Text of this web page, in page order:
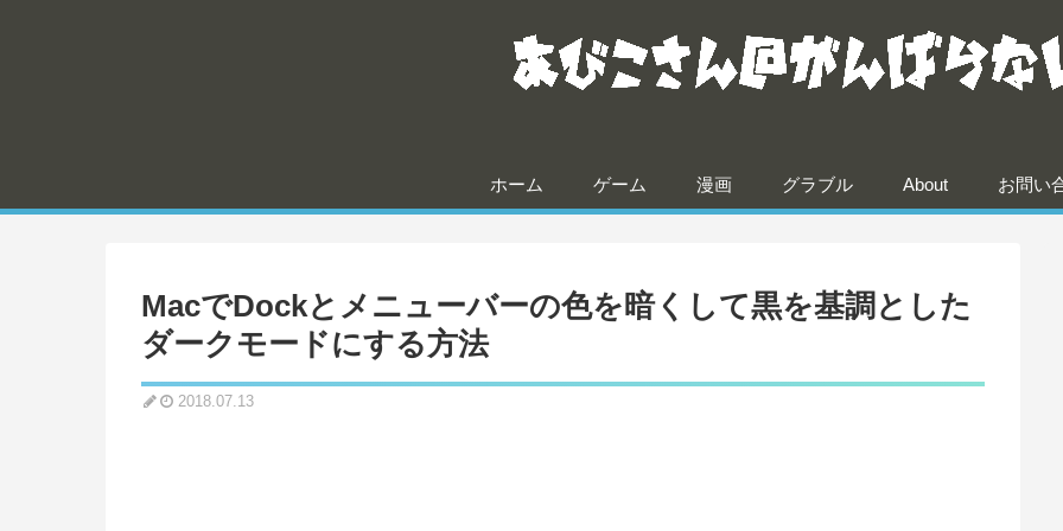
ホーム ゲーム 漫画 グラブル About お問い
MacでDockとメニューバーの色を暗くして黒を基調とした
ダークモードにする方法
2018.07.13